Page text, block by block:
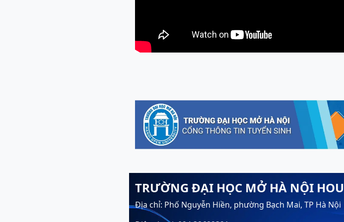
TRƯỜNG ĐẠI HỌC MỞ HÀ NỘI HOU
Địa chỉ: Phố Nguyễn Hiền, phường Bạch Mai, TP Hà Nội